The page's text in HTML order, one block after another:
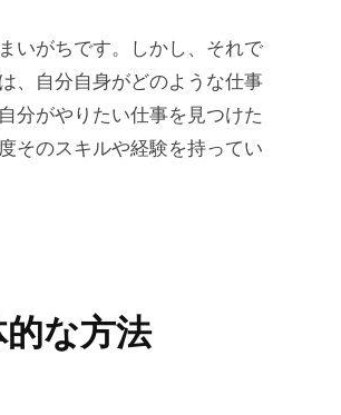
いがちです。しかし、それで
、自分自身がどのような仕事
分がやりたい仕事を見つけた
そのスキルや経験を持ってい
な方法